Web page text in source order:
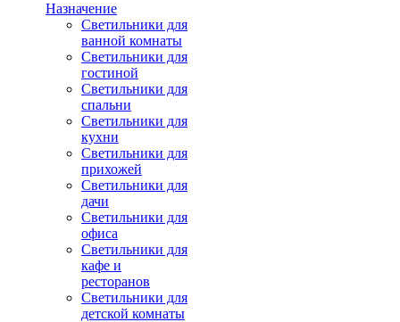
Назначение
Светильники для
ванной комнаты
Светильники для
гостиной
Светильники для
спальни
Светильники для
кухни
Светильники для
прихожей
Светильники для
дачи
Светильники для
офиса
Светильники для
кафе и
ресторанов
Светильники для
детской комнаты